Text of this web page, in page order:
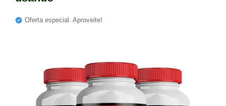
Oferta especial. Aproveite!